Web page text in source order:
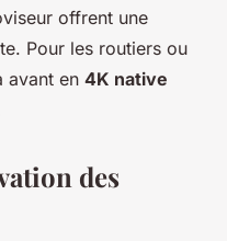
offrent une
Pour les routiers ou
avant en 4K native
des